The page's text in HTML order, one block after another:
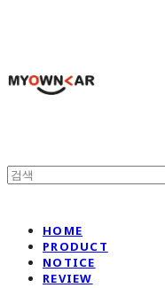
HOME
PRODUCT
NOTICE
REVIEW